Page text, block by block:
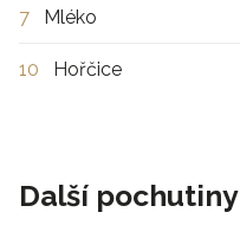
7 Mléko
10 Hořčice
Další pochutiny